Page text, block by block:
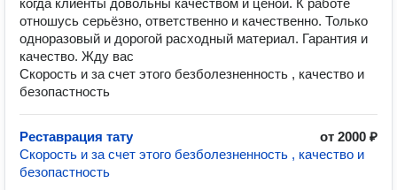
когда клиенты довольны качеством и ценой. К работе
отношусь серьёзно, ответственно и качественно. Только
одноразовый и дорогой расходный материал. Гарантия и
качество. Жду вас
Скорость и за счет этого безболезненность , качество и
безопастность
Реставрация тату
от 2000 ₽
Скорость и за счет этого безболезненность , качество и
безопастность